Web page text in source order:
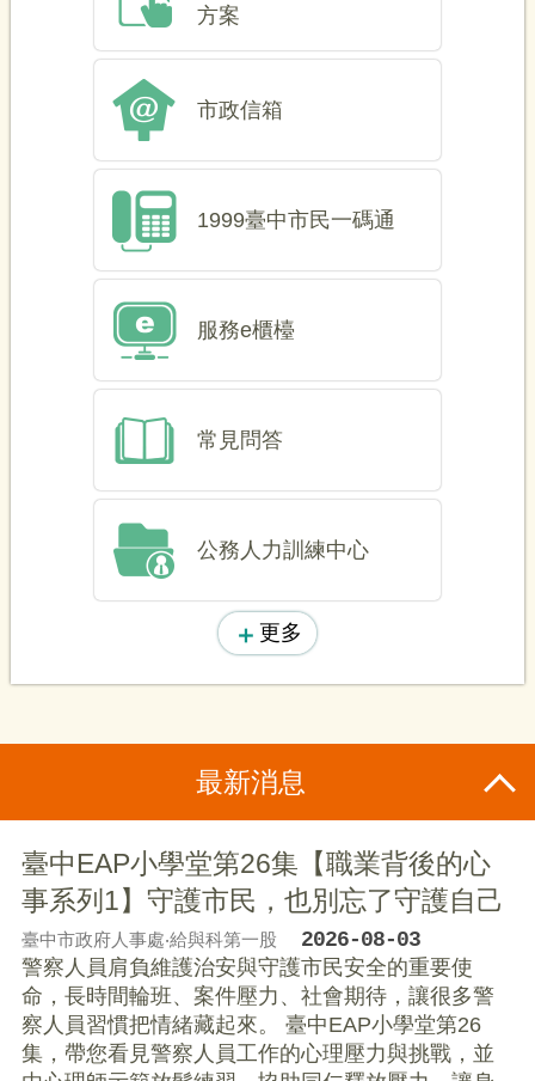
方案
市政信箱
1999臺中市民一碼通
服務e櫃檯
常見問答
公務人力訓練中心
更多
最新消息
臺中EAP小學堂第26集【職業背後的心
事系列1】守護市民，也別忘了守護自己
臺中市政府人事處‧給與科第一股
2026-08-03
警察人員肩負維護治安與守護市民安全的重要使
命，長時間輪班、案件壓力、社會期待，讓很多警
察人員習慣把情緒藏起來。 臺中EAP小學堂第26
集，帶您看見警察人員工作的心理壓力與挑戰，並